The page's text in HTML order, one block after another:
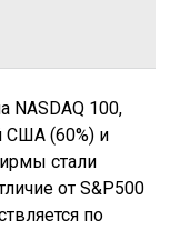
NASDAQ 100,
(60%) и
стали
от S&P500
по